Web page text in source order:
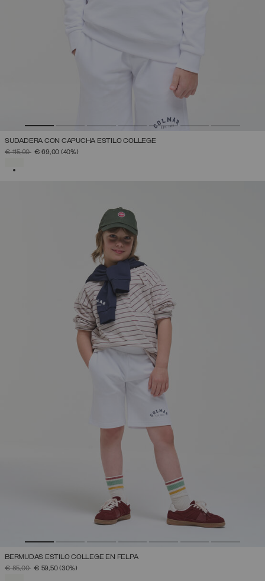
SUDADERA CON CAPUCHA ESTILO COLLEGE
PRECIO REBAJADO DE
€ 115,00A€ 69,00 (40%)
BERMUDAS ESTILO COLLEGE EN FELPA
PRECIO REBAJADO DE
€ 85,00A€ 59,50(30%)